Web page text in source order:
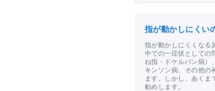
指が動かしにくい
指が動かしにくくなる
中での一症状としての
ね指・ドケルバン病）
キンソン病、その他の
ます。しかし、あく
勧めします。